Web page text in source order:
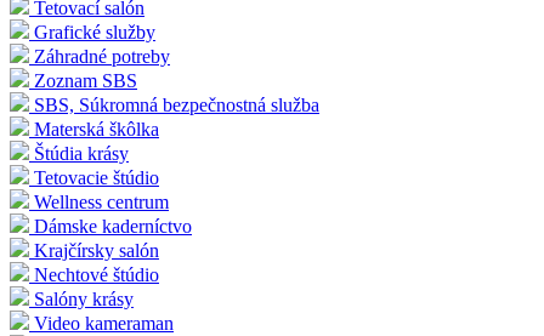
Tetovací salón
Grafické služby
Záhradné potreby
Zoznam SBS
SBS, Súkromná bezpečnostná služba
Materská škôlka
Štúdia krásy
Tetovacie štúdio
Wellness centrum
Dámske kaderníctvo
Krajčírsky salón
Nechtové štúdio
Salóny krásy
Video kameraman